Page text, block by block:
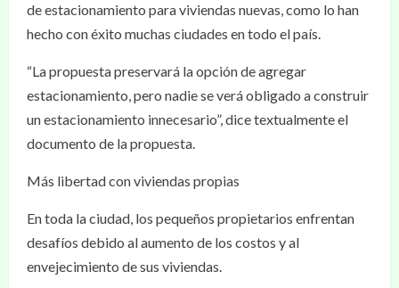
de estacionamiento para viviendas nuevas, como lo han
hecho con éxito muchas ciudades en todo el país.
“La propuesta preservará la opción de agregar
estacionamiento, pero nadie se verá obligado a construir
un estacionamiento innecesario”, dice textualmente el
documento de la propuesta.
Más libertad con viviendas propias
En toda la ciudad, los pequeños propietarios enfrentan
desafíos debido al aumento de los costos y al
envejecimiento de sus viviendas.